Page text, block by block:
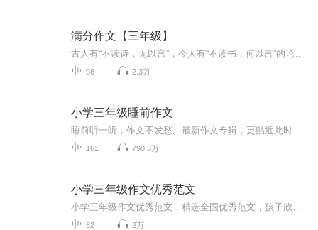
满分作文【三年级】
98 2.3万
小学三年级睡前作文
161 790.3万
小学三年级作文优秀范文
62 2万